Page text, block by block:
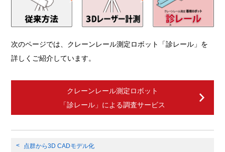
次のページでは、クレーンレール測定ロボット「診レール」を
詳しくご紹介しています。
クレーンレール測定ロボット
「診レール」による調査サービス
点群から3D CADモデル化